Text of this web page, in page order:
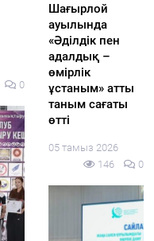
0
Шағырлой
ауылында
«Әділдік пен
адалдық –
өмірлік
ұстаным» атты
таным сағаты
өтті
05 тамыз 2026
146
0